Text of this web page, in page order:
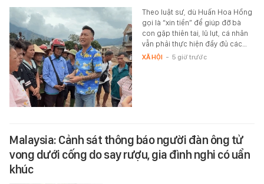
Theo luật sư, dù Huấn Hoa Hồng
gọi là “xin tiền” để giúp đỡ bà
con gặp thiên tai, lũ lụt, cá nhân
vẫn phải thực hiện đầy đủ các…
XÃ HỘI - 5 giờ trước
Malaysia: Cảnh sát thông báo người đàn ông tử
vong dưới cống do say rượu, gia đình nghi có uẩn
khúc